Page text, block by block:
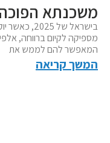
משכנתא הפוכה
בישראל של
מספיקה לקיום ברווחה, אלפי
המאפשר להם לממש את
המשך קריאה